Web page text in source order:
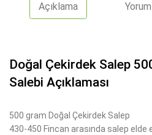
Açıklama
Doğal Çekirdek Salep
Salebi Açıklaması
500 gram Doğal Çekirdek Salep
430-450 Fincan arasında salep elde